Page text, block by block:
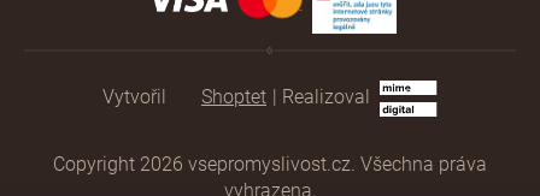
Shoptet | Realizoval
Copyright 2026 vsepromyslivost.cz . Všechna práva
vyhrazena.